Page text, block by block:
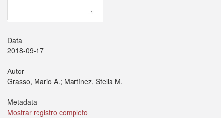
Data
2018-09-17
Autor
Grasso, Mario A.; Martínez, Stella M.
Metadata
Mostrar registro completo